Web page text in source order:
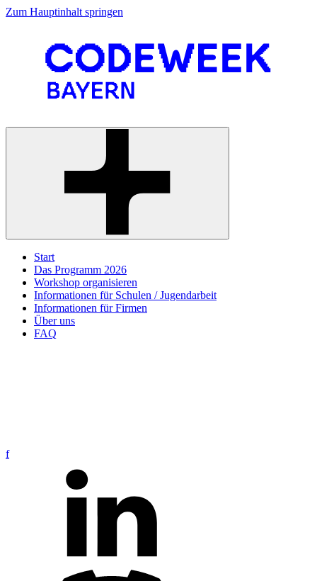
Zum Hauptinhalt springen
Start
Das Programm 2026
Workshop organisieren
Informationen für Schulen / Jugendarbeit
Informationen für Firmen
Über uns
FAQ
f